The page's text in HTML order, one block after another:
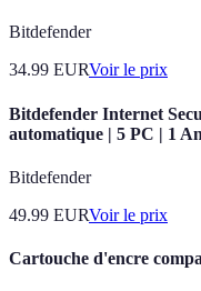
Bitdefender
34.99 EURVoir le prix
Bitdefender Internet
automatique | 5 PC | 1
Bitdefender
49.99 EURVoir le prix
Cartouche d'encre